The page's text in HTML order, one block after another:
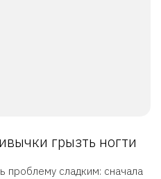
грызть ногти
проблему сладким: сначала